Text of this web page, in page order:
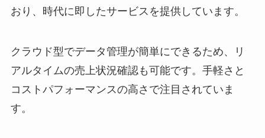
おり、時代に即したサービスを提供しています。
クラウド型でデータ管理が簡単にできるため、リ
アルタイムの売上状況確認も可能です。手軽さと
コストパフォーマンスの高さで注目されていま
す。